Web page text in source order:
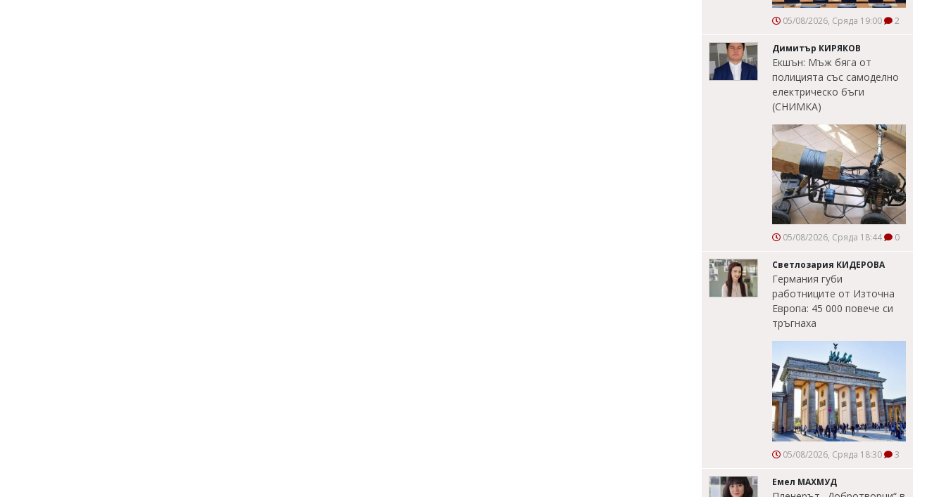
05/08/2026, Сряда 19:00 2
Димитър КИРЯКОВ
Екшън: Мъж бяга от
полицията със самоделно
електрическо бъги
(СНИМКА)
05/08/2026, Сряда 18:44 0
Светлозария КИДЕРОВА
Германия губи
работниците от Източна
Европа: 45 000 повече си
тръгнаха
05/08/2026, Сряда 18:30 3
Емел МАХМУД